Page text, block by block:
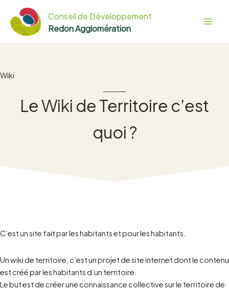
contenu
Conseil de Développement
Redon Agglomération
Wiki
Le Wiki de Territoire c’est
quoi ?
C’est un site fait par les habitants et pour les habitants.
Un wiki de territoire, c’est un projet de site internet dont le contenu
est créé par les habitants d’un territoire.
Le but est de créer une connaissance collective sur le territoire de